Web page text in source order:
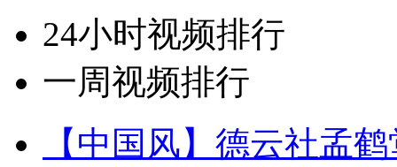
24小时视频排行
一周视频排行
【中国风】德云社孟